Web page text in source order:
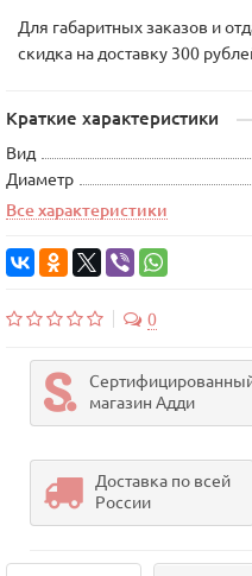
Для габаритных заказов и
скидка на доставку 300
Краткие характеристики
Вид
Диаметр
Все характеристики
0
магазин Адди
Доставка по всей
России